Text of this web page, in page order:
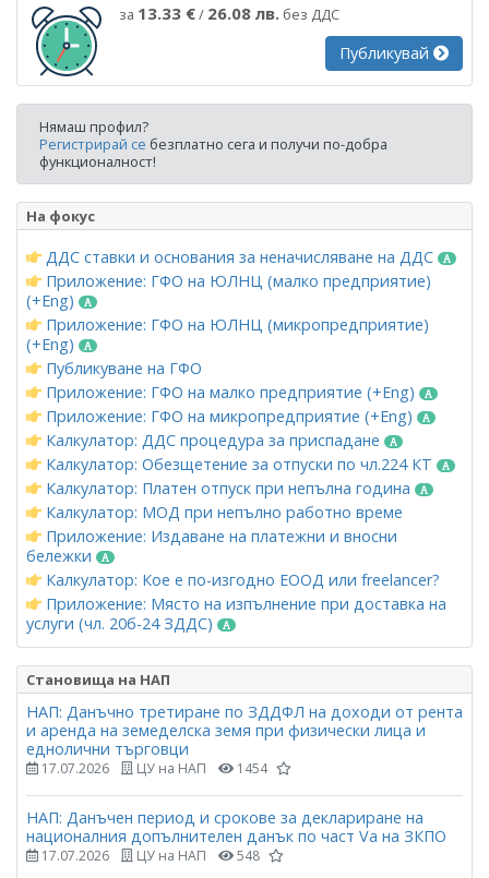
за 13.33 €/ 26.08 лв. без ДДС
Публикувай
Нямаш профил?
Регистрирай се безплатно сега и получи по-добра
функционалност!
На фокус
ДДС ставки и основания за неначисляване на ДДС
Приложение: ГФО на ЮЛНЦ (малко предприятие)
(+Eng)
Приложение: ГФО на ЮЛНЦ (микропредприятие)
(+Eng)
Публикуване на ГФО
Приложение: ГФО на малко предприятие (+Eng)
Приложение: ГФО на микропредприятие (+Eng)
Калкулатор: ДДС процедура за приспадане
Калкулатор: Обезщетение за отпуски по чл.224 КТ
Калкулатор: Платен отпуск при непълна година
Калкулатор: МОД при непълно работно време
Приложение: Издаване на платежни и вносни
бележки
Калкулатор: Кое е по-изгодно ЕООД или freelancer?
Приложение: Място на изпълнение при доставка на
услуги (чл. 20б-24 ЗДДС)
Становища на НАП
НАП: Данъчно третиране по ЗДДФЛ на доходи от рента
и аренда на земеделска земя при физически лица и
еднолични търговци
17.07.2026 ЦУ на НАП 1454
НАП: Данъчен период и срокове за деклариране на
националния допълнителен данък по част Vа на ЗКПО
17.07.2026 ЦУ на НАП 548